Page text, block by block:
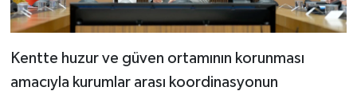
Kentte huzur ve güven ortamının korunması
amacıyla kurumlar arası koordinasyonun